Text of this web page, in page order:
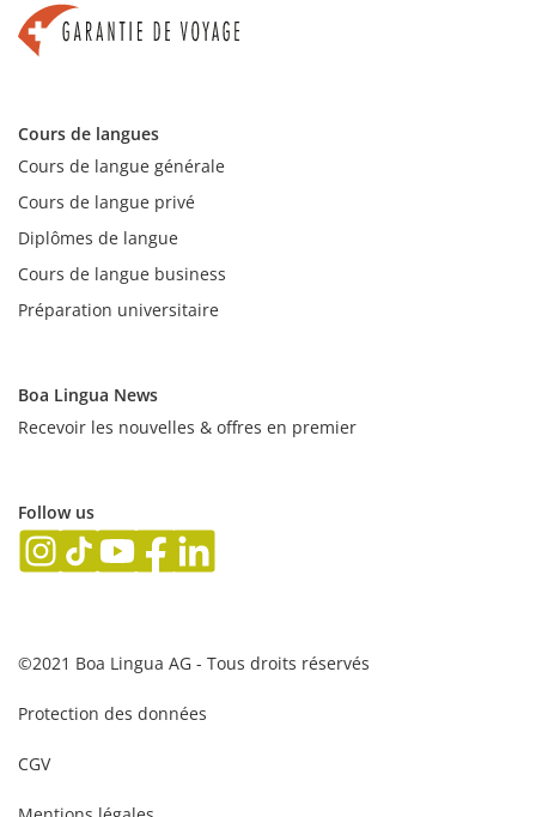
Cours de langues
Cours de langue générale
Cours de langue privé
Diplômes de langue
Cours de langue business
Préparation universitaire
Boa Lingua News
Recevoir les nouvelles & offres en premier
Follow us
©2021 Boa Lingua AG - Tous droits réservés
Protection des données
CGV